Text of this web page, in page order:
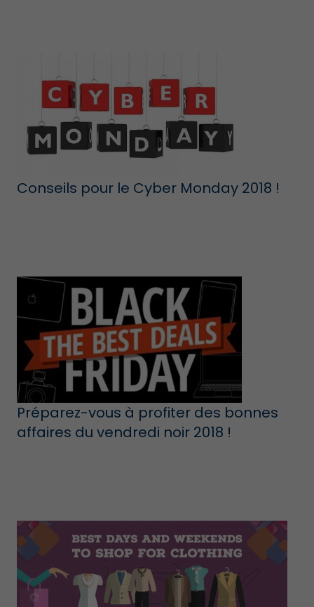
Conseils pour le Cyber Monday 2018 !
Préparez-vous à profiter des bonnes
affaires du vendredi noir 2018 !